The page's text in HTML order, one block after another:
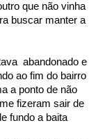
que não vinha
buscar manter a
abandonado e
ao fim do bairro
a ponto de não
fizeram sair de
fundo a baita